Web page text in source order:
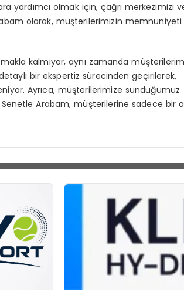
yardımcı olmak için, çağrı merkezimizi
olarak, müşterilerimizin
kalmıyor, aynı zamanda
bir ekspertiz sürecinden geçirilerek,
Ayrıca, müşterilerimize sunduğumuz
Senetle Arabam, müşterilerine sadece bir